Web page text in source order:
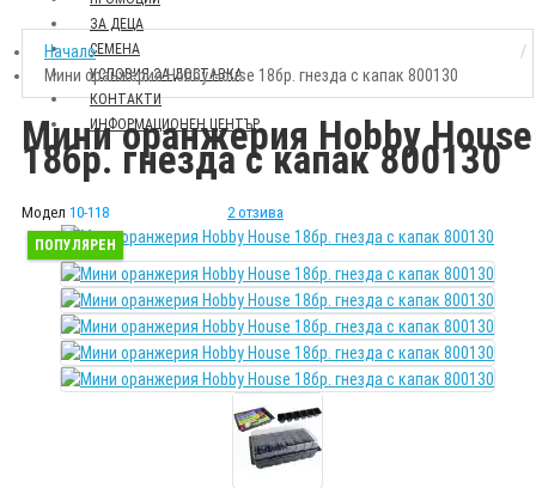
ЗА ДЕЦА
СЕМЕНА
УСЛОВИЯ ЗА ДОСТАВКА
КОНТАКТИ
ИНФОРМАЦИОНЕН ЦЕНТЪР
Начало
Мини оранжерия Hobby House 18бр. гнезда с капак 800130
Мини оранжерия Hobby House
18бр. гнезда с капак 800130
Модел 10-118 2 отзива
ПОПУЛЯРЕН